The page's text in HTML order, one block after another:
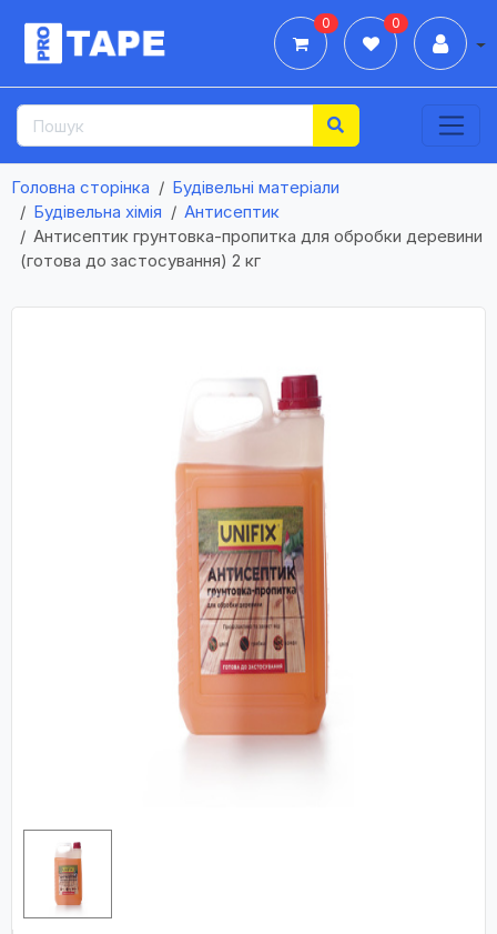
0 0
Головна сторінка
Будівельні матеріали
Будівельна хімія
Антисептик
Антисептик грунтовка-пропитка для обробки деревини
(готова до застосування) 2 кг